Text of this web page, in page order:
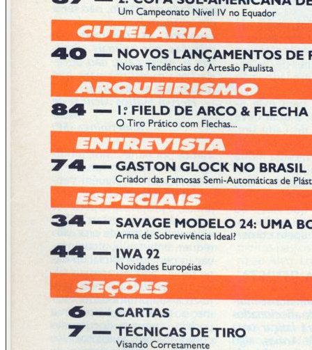
O apresentador de TV Ferreira Netto: anteriormente tido
como um dos melhores mediadores de programas de debate
do Brasil, o agora quase apático jornalista apenas
interrompe seus convidados para externar bobagens. Num
de seus programas do mês de abril, “Programa Ferreira
Netto”, Record, domingos, 22:30, sobre o menor infrator,
afirmou que na Itália quem for pego portando arma de fogo
ilegalmente vai para a cadeia, sem perdão. Mentira, seu
Ferreira Netto: a pessoa apenas sofre um processo, com
pena que pode, em casos extremos, ser a detenção. Na
Itália, o porte de arma de fogo, assim como na Argentina e
aqui, apenas é concedido a quem prove sua necessidade.
Aliás, ainda apenas a título mais elucidativo, a Itália é o país
que tem o tiro esportivo mais desenvolvido do mundo, tendo
inclusive criado um calibre para o IPSC, o já famoso 9x21
mm. Adicionalmente, é também o europeu com a mais
atuante indústria de armas de fogo da atualidade. Lá,
adquirir certos tipos e calibres de armas de fogo é um
processo rapidíssimo, sem desnecessária burocracia. Por
favor, não externe mais sua opinião, ou as bobagens que
outros lhe falarem, sem ter certeza, pois assim o senhor
perde o pouco crédito que ainda tem.
Repórteres do “Fantástico”: vez por outra, os comentaristas
dos vários segmentos desse programa da Globo, domingos,
20:00, se revezam na divulgação de idiotices no tocante a
armas de fogo. Ainda no segundo domingo de abril, apenas